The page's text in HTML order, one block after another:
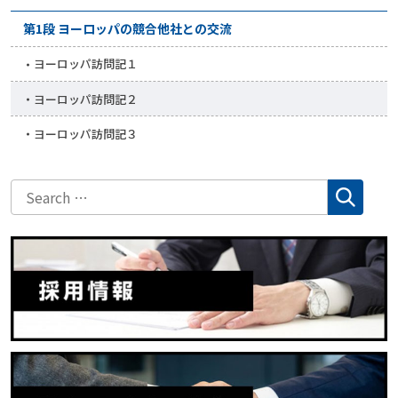
第1段 ヨーロッパの競合他社との交流
ヨーロッパ訪問記１
ヨーロッパ訪問記２
ヨーロッパ訪問記３